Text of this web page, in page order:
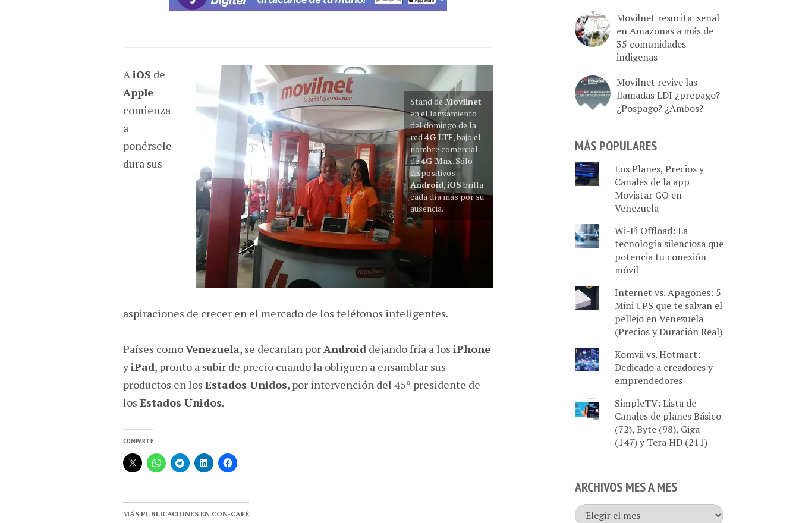
Stand deMovilnet
en el lanzamiento
del domingo de la
red4G LTE, bajo el
nombre comercial
de4G Max. Sólo
dispositivos
Android,iOS brilla
cada día más por su
ausencia.
AiOS de
Apple
comienza
a
ponérsele
dura sus
aspiraciones de crecer en el mercado de los teléfonos inteligentes.
Países comoVenezuela, se decantan porAndroid dejando fría a los iPhone
yiPad, pronto a subir de precio cuando la obliguen a ensamblar sus
productos en los Estados Unidos, por intervención del 45º presidente de
los Estados Unidos.
COMPARTE
MÁS PUBLICACIONES EN CON-CAFÉ
Movilnet resucita señal
en Amazonas a más de
35 comunidades
indigenas
Movilnet revive las
llamadas LDI ¿prepago?
¿Pospago? ¿Ambos?
MÁS POPULARES
Los Planes, Precios y
Canales de la app
Movistar GO en
Venezuela
Wi-Fi Offload: La
tecnología silenciosa que
potencia tu conexión
móvil
Internet vs. Apagones: 5
Mini UPS que te salvan el
pellejo en Venezuela
(Precios y Duración Real)
Komvii vs. Hotmart:
Dedicado a creadores y
emprendedores
SimpleTV: Lista de
Canales de planes Básico
(72), Byte (98), Giga
(147) y Tera HD (211)
ARCHIVOS MES A MES
Archivos